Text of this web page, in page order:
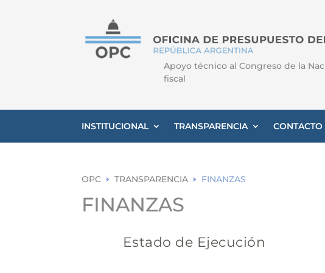
Apoyo técnico al Congreso de la
fiscal
INSTITUCIONAL TRANSPARENCIA CONTACTO
OPC E TRANSPARENCIA E FINANZAS
FINANZAS
Estado de Ejecución